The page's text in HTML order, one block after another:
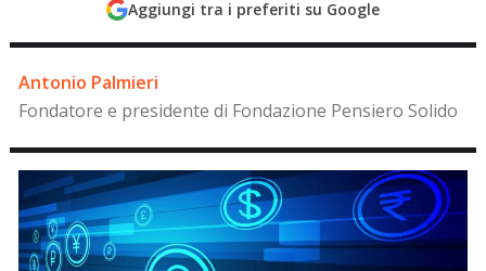
Aggiungi tra i preferiti su Google
Antonio Palmieri
Fondatore e presidente di Fondazione Pensiero Solido